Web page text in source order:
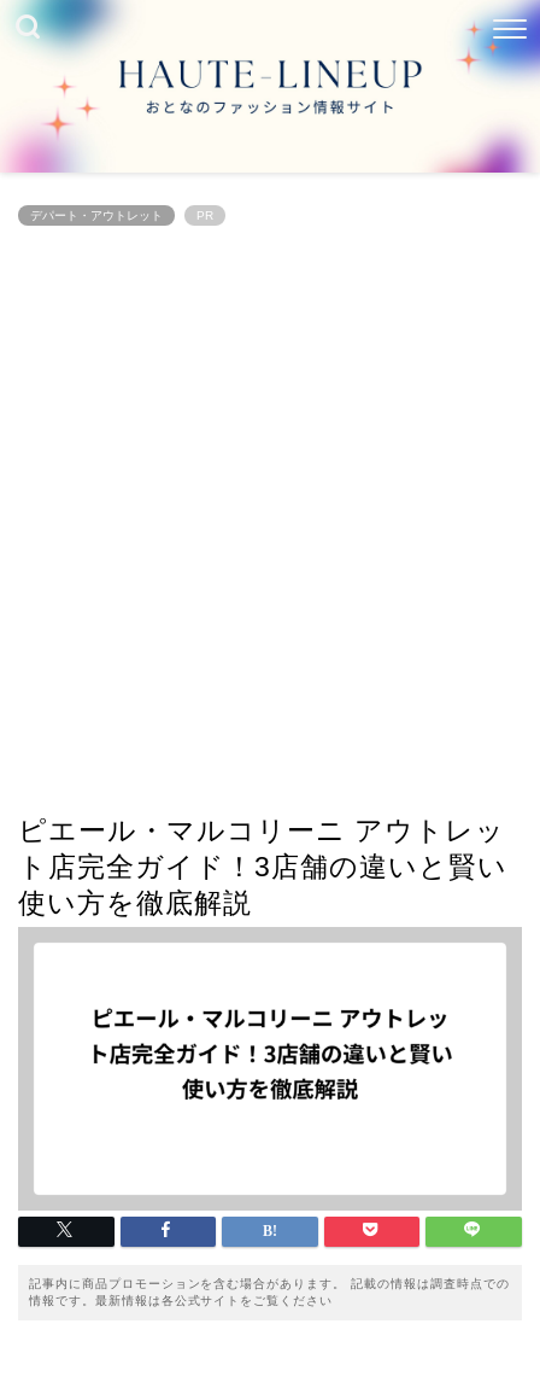
デパート・アウトレット PR
ピエール・マルコリーニ アウトレッ
ト店完全ガイド！3店舗の違いと賢い
使い方を徹底解説
記事内に商品プロモーションを含む場合があります。 記載の情報は調査時点での
情報です。最新情報は各公式サイトをご覧ください